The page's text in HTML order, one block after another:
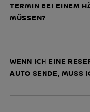
TERMIN BEI EINEM
MÜSSEN?
WENN ICH EINE
AUTO SENDE, MUSS